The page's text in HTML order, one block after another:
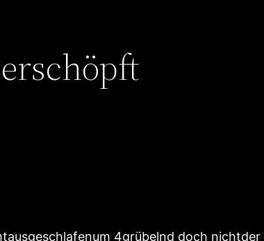
erschöpft
4grübelnd doch nichtder